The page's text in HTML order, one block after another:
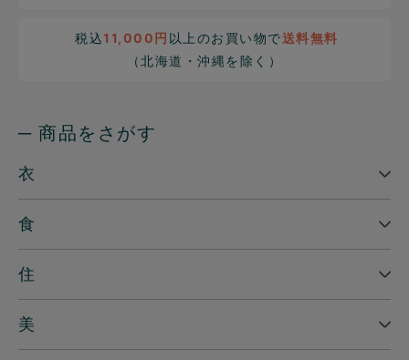
税込11,000円 以上のお買い物で送料無料
（北海道・沖縄を除く）
─ 商品をさがす
衣
食
住
美